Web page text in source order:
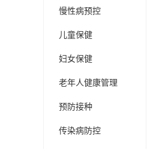
慢性病预控
儿童保健
妇女保健
老年人健康管理
预防接种
传染病防控